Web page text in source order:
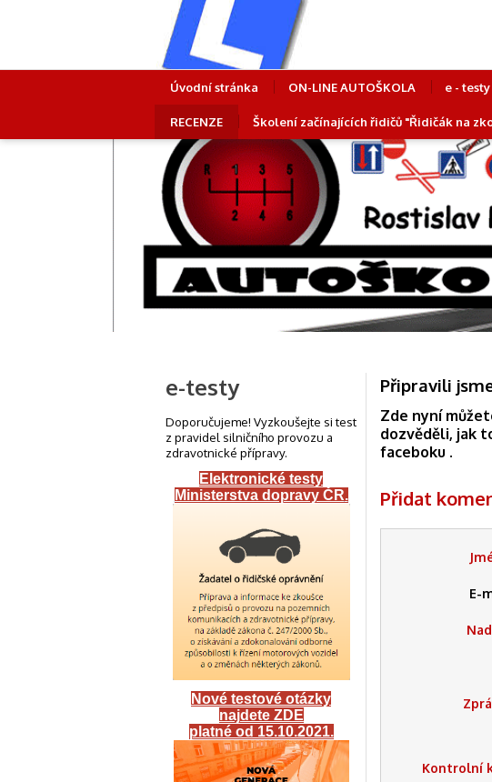
Úvodní stránka ON-LINE AUTOŠKOLA e - testy
RECENZE Školení začínajících řidičů "Řidičák na
Připravili
Zde nyní
dozvěděli, jak
faceboku .
Přidat
E-
Kontrolní
e-testy
Doporučujeme! Vyzkoušejte si test
z pravidel silničního provozu a
zdravotnické přípravy.
Elektronické testy
Ministerstva dopravy ČR.
Nové testové otázky
najdete ZDE
platné od 15.10.2021.